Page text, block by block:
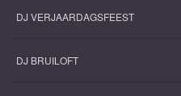
DJ VERJAARDAGSFEEST
DJ BRUILOFT